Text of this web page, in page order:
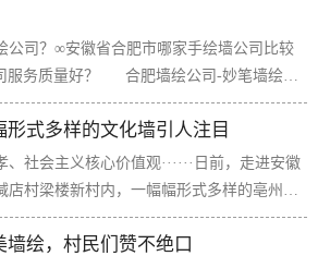
公司？∞安徽省合肥市哪家手绘墙公司比较
服务质量好？ 合肥墙绘公司-妙笔墙绘是
事手绘墙体绘画的公司，我们提供安...
式多样的文化墙引人注目
社会主义核心价值观······日前，走进安徽
村梁楼新村内，一幅幅形式多样的亳州文
，让人忍不住停下脚步，...
绘，村民们赞不绝口